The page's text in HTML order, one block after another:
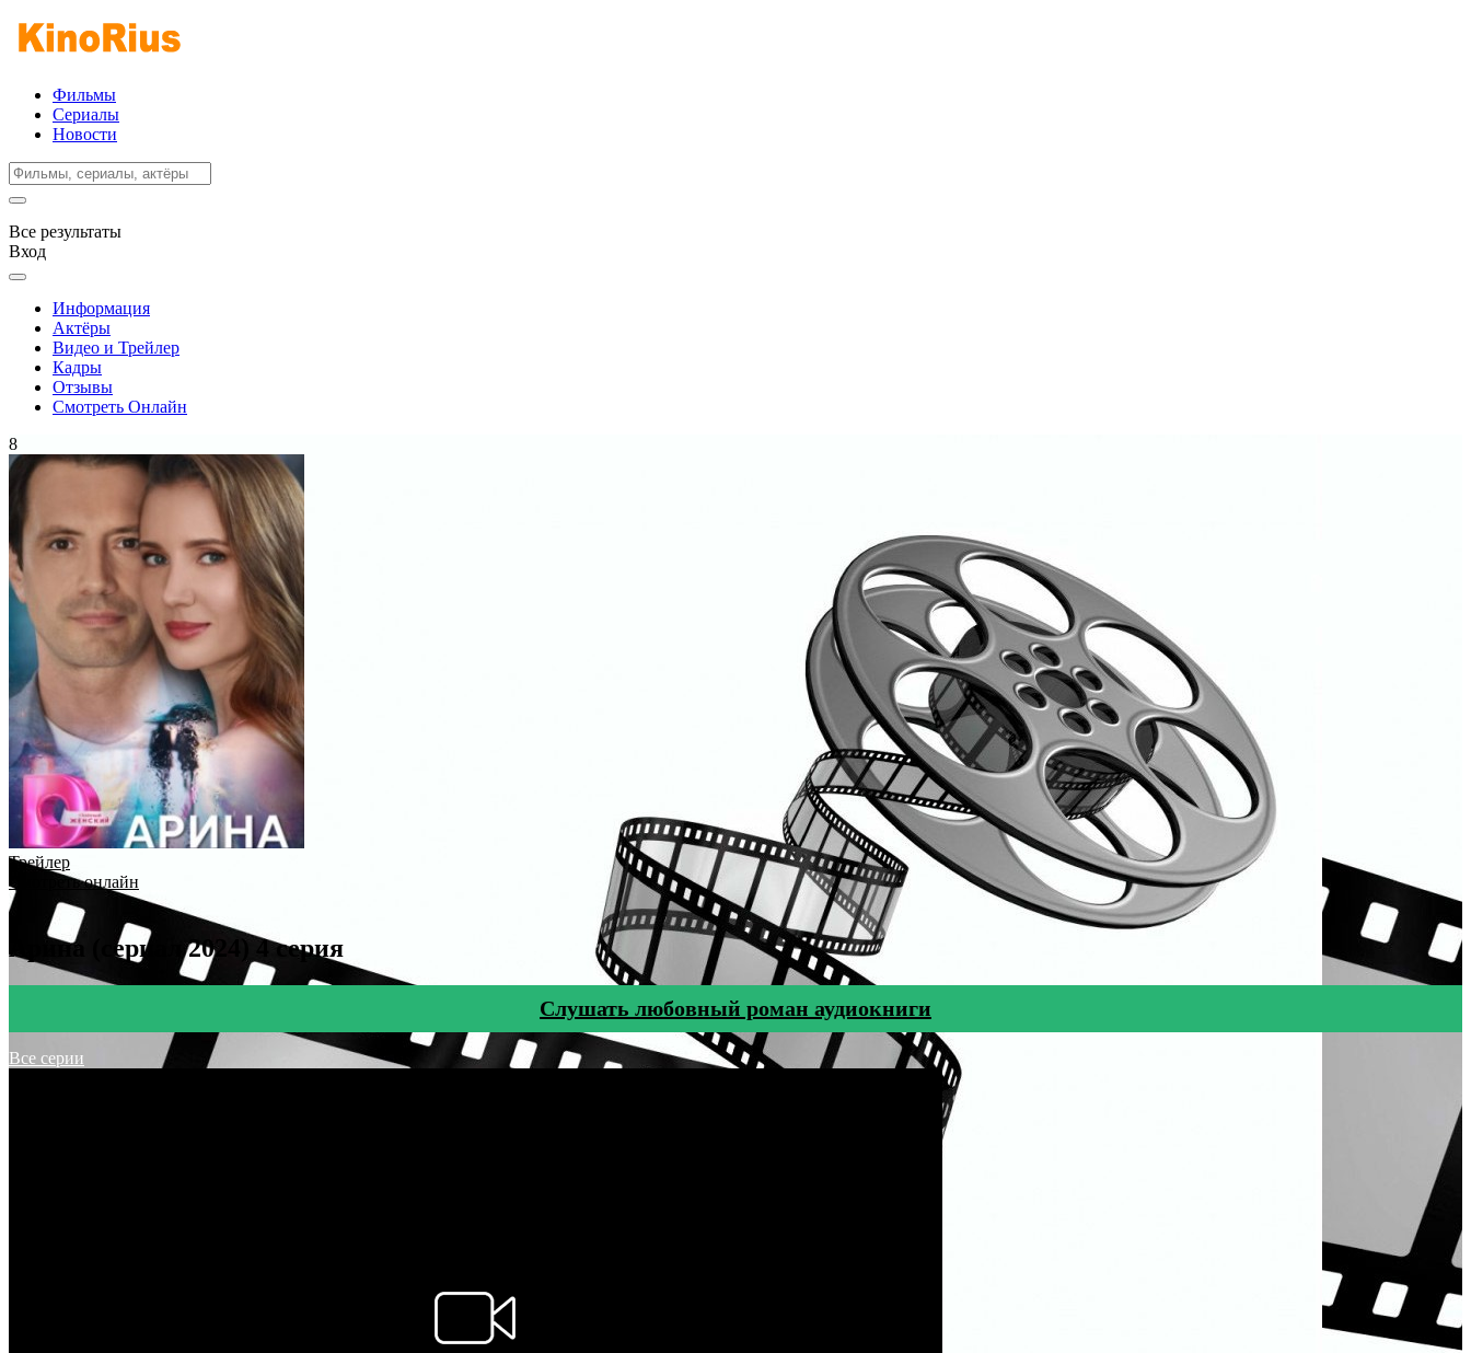
Фильмы
Сериалы
Новости
Все результаты
Вход
Информация
Актёры
Видео и Трейлер
Кадры
Отзывы
Смотреть Онлайн
8
Трейлер
Смотреть онлайн
Арина (сериал 2024) 4 серия
Cлушать любовный роман аудиокниги
Все серии